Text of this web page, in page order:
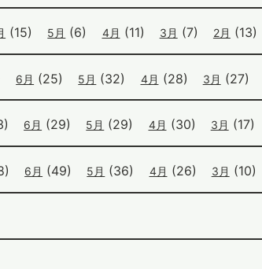
(15) 5月 (6) 4月 (11) 3月 (7) 2月 (13)
6月 (25) 5月 (32) 4月 (28) 3月 (27)
6月 (29) 5月 (29) 4月 (30) 3月 (17)
6月 (49) 5月 (36) 4月 (26) 3月 (10)